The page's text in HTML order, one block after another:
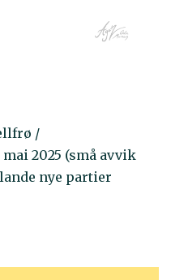
/
2025 (små avvik
nye partier